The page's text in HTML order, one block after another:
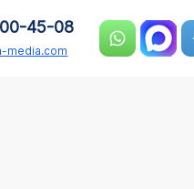
45-08
media.com